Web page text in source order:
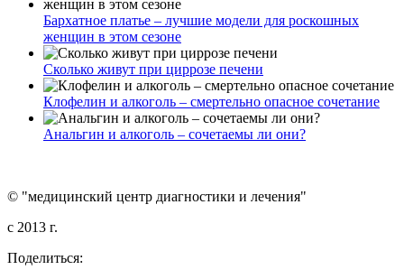
Бархатное платье – лучшие модели для роскошных
женщин в этом сезоне
Сколько живут при циррозе печени
Клофелин и алкоголь – смертельно опасное сочетание
Анальгин и алкоголь – сочетаемы ли они?
© "медицинский центр диагностики и лечения"
c 2013 г.
Поделиться: